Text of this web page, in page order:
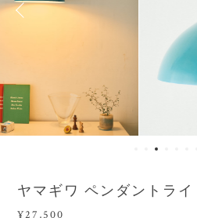
ヤマギワ ペンダントライ
¥27,500